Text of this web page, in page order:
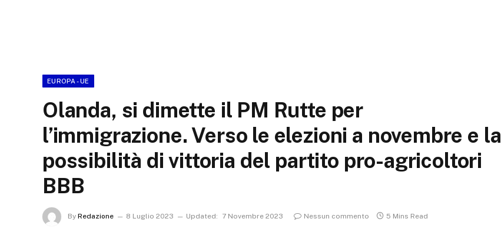
EUROPA - UE
Olanda, si dimette il PM Rutte per
l’immigrazione. Verso le elezioni a novembre e la
possibilità di vittoria del partito pro-agricoltori
BBB
By Redazione 8 Luglio 2023 Updated: 7 Novembre 2023 Nessun commento 5 Mins Read